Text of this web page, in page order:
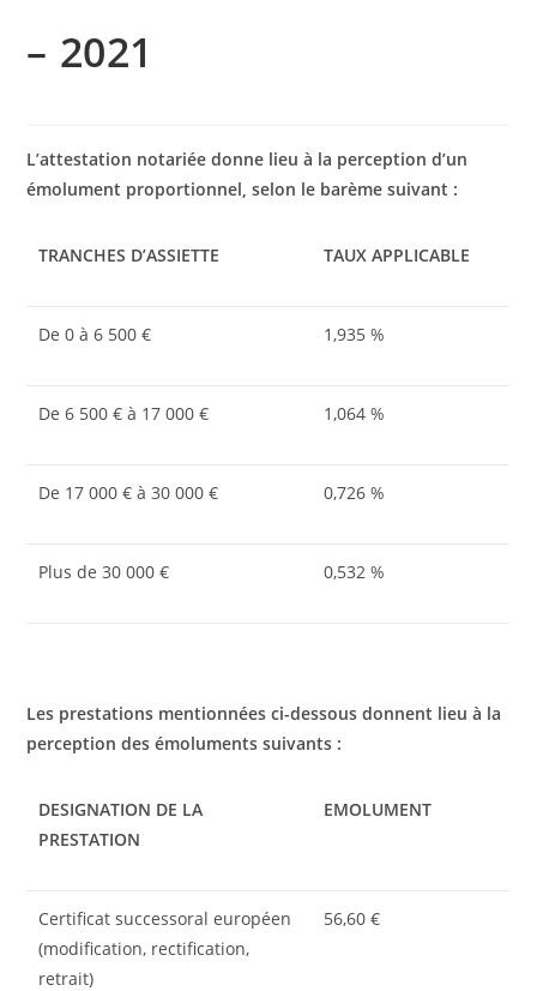
– 2021
L’attestation notariée donne lieu à la perception d’un
émolument proportionnel, selon le barème suivant :
TRANCHES D’ASSIETTE TAUX APPLICABLE
De 0 à 6 500 € 1,935 %
De 6 500 € à 17 000 € 1,064 %
De 17 000 € à 30 000 € 0,726 %
Plus de 30 000 € 0,532 %
Les prestations mentionnées ci-dessous donnent lieu à la
perception des émoluments suivants :
DESIGNATION DE LA
PRESTATION
EMOLUMENT
Certificat successoral européen
(modification, rectification,
retrait)
56,60 €